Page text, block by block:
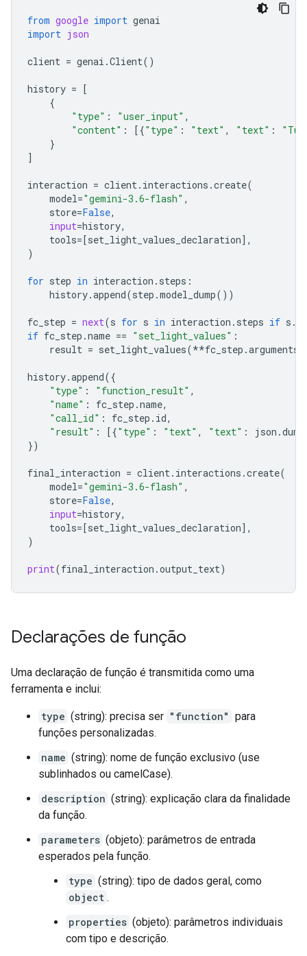
from google import genai
import json
client = genai .Client()
history =
[
{
"type" : "user_input" ,
"content" : [{"type" : "text" , "text" :
}
]
interaction = client. interactions .create(
model="gemini-3.6-flash" ,
store=False,
input=history,
tools= [set_light_values_declaration],
)
for step in interaction . steps :
history.append(step .model_dump())
fc_step = next(s for s in interaction . steps if s .
if fc_step .name == "set_light_values" :
result = set_light_values(**fc_step .arguments
history.append({
"type" : "function_result" ,
"name" : fc_step .name,
"call_id" : fc_step . id,
"result" : [{"type" : "text" , "text" : json .
})
final_interaction = client. interactions .create(
model="gemini-3.6-flash" ,
store=False,
input=history,
tools= [set_light_values_declaration],
)
print(final_interaction .output_text)
Declarações de função
Uma declaração de função é transmitida como uma
ferramenta e inclui:
type (string): precisa ser "function" para
funções personalizadas.
name (string): nome de função exclusivo (use
sublinhados ou camelCase).
description (string): explicação clara da finalidade
da função.
parameters (objeto): parâmetros de entrada
esperados pela função.
type (string): tipo de dados geral, como
object .
properties (objeto): parâmetros individuais
com tipo e descrição.